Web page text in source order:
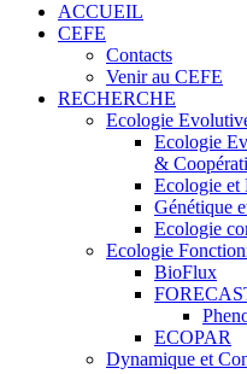
ACCUEIL
CEFE
Contacts
Venir au CEFE
RECHERCHE
Ecologie
Ecologie
&
Ecologie et
Génétique
Ecologie
Ecologie
BioFlux
ECOPAR
Dynamique et